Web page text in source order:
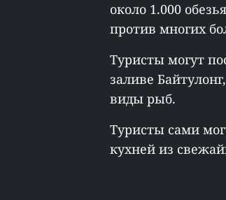
около 1.000
против многих
Туристы могут
заливе
виды рыб.
Туристы сами
кухней из